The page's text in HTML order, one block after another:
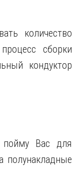
количество
сборки
кондуктор
Вас для
полунакладные